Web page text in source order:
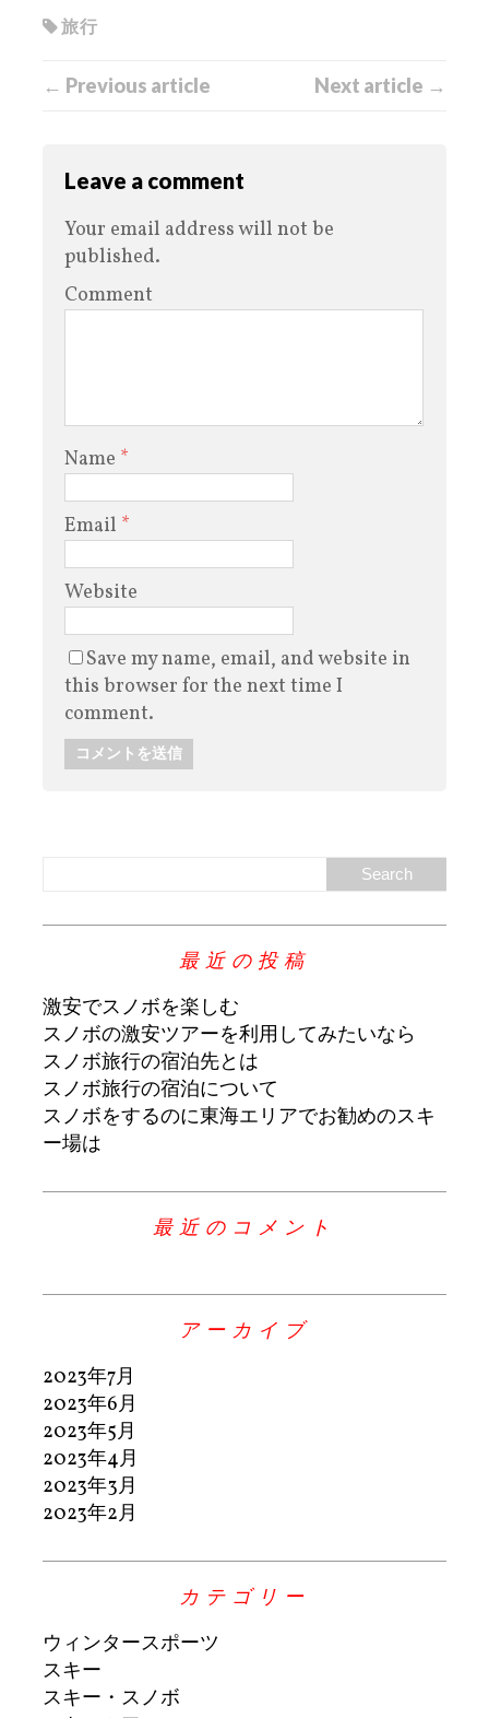
旅行
← Previous article Next article →
Leave a comment
Your email address will not be
published.
Comment
Name *
Email *
Website
Save my name, email, and website in
this browser for the next time I
comment.
最近の投稿
激安でスノボを楽しむ
スノボの激安ツアーを利用してみたいなら
スノボ旅行の宿泊先とは
スノボ旅行の宿泊について
スノボをするのに東海エリアでお勧めのスキ
ー場は
最近のコメント
アーカイブ
2023年7月
2023年6月
2023年5月
2023年4月
2023年3月
2023年2月
カテゴリー
ウィンタースポーツ
スキー
スキー・スノボ